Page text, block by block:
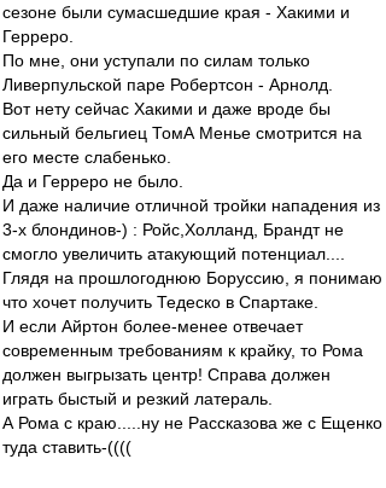
сезоне были сумасшедшие края - Хакими и
Герреро.
По мне, они уступали по силам только
Ливерпульской паре Робертсон - Арнолд.
Вот нету сейчас Хакими и даже вроде бы
сильный бельгиец ТомА Менье смотрится на
его месте слабенько.
Да и Герреро не было.
И даже наличие отличной тройки нападения из
3-х блондинов-) : Ройс,Холланд, Брандт не
смогло увеличить атакующий потенциал....
Глядя на прошлогоднюю Боруссию, я понимаю
что хочет получить Тедеско в Спартаке.
И если Айртон более-менее отвечает
современным требованиям к крайку, то Рома
должен выгрызать центр! Справа должен
играть быстый и резкий латераль.
А Рома с краю.....ну не Рассказова же с Ещенко
туда ставить-((((